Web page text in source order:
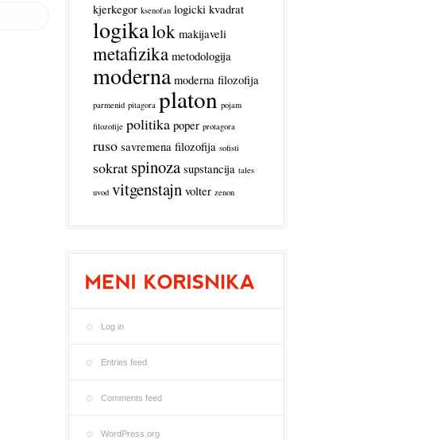
kjerkegor ksenofan logicki kvadrat
logikalok makijaveli
metafizika metodologija
moderna moderna filozofija
parmenid pitagora platon pojam
filozofije politika poper protagora
ruso savremena filozofija sofisti
sokrat spinoza supstancija tales
uvod vitgenstajn volter zenon
Log in
Entries feed
Comments feed
WordPress.org